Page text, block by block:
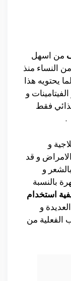
من اسهل
النساء منذ
يحتويه هذا
و
فقط
.
و
و قد
و
بالنسبة
استخدام
و
الفعلية من